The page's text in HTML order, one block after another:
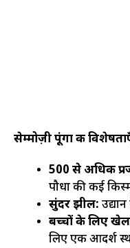
सेम्मोज़ी पूंगा की
500 से अधिक
पौधों की कई
सुंदर झील:
बच्चों के लिए
लिए एक आदर्श